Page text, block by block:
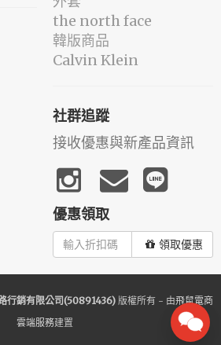
the north face
韓版商品
Calvin Klein
社群追蹤
接收優惠與新產品資訊
優惠領取
領取優惠
行銷有限公司(50891436)版權所有 - 由飛鼠電商
雲端服務建置